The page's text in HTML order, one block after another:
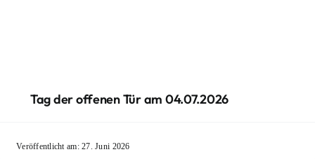
Tag der offenen Tür am 04.07.2026
Veröffentlicht am: 27. Juni 2026